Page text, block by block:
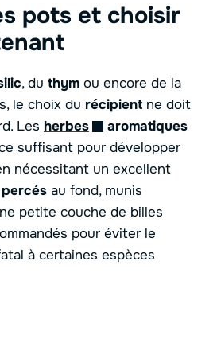
pots et choisir
, du thym ou encore de la
le choix du récipient ne doit
Les herbes
aromatiques
suffisant pour développer
nécessitant un excellent
au fond, munis
petite couche de billes
pour éviter le
à certaines espèces